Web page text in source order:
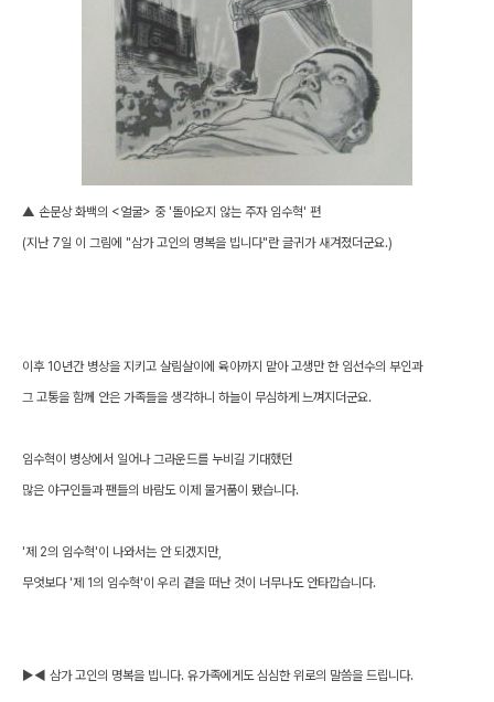
▲ 손문상 화백의 <얼굴> 중 '돌아오지 않는 주자 임수혁' 편
(지난 7일 이 그림에 "삼가 고인의 명복을 빕니다"란 글귀가 새겨졌더군요.)
이후 10년간 병상을 지키고 살림살이에 육아까지 맡아고생만 한 임선수의 부인과
그 고통을 함께 안은 가족들을 생각하니 하늘이 무심하게 느껴지더군요.
임수혁이 병상에서 일어나 그라운드를 누비길 기대했던
많은 야구인들과 팬들의 바람도 이제 물거품이 됐습니다.
'제 2의 임수혁'이 나와서는 안 되겠지만,
무엇보다 '제 1의 임수혁'이 우리 곁을 떠난 것이 너무나도 안타깝습니다.
▶◀ 삼가 고인의 명복을 빕니다. 유가족에게도 심심한 위로의 말씀을 드립니다.